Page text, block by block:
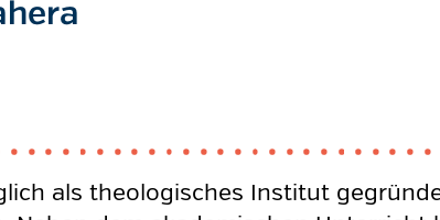
als theologisches Institut